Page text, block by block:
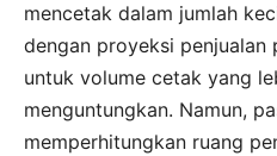
mencetak dalam jumlah
dengan proyeksi penjualan
untuk volume cetak yang
menguntungkan. Namun,
memperhitungkan ruang